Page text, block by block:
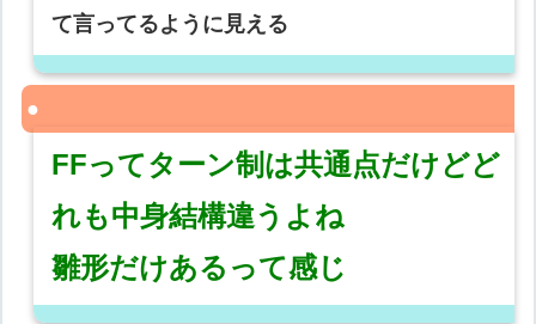
て言ってるように見える
FFってターン制は共通点だけどど
れも中身結構違うよね
雛形だけあるって感じ